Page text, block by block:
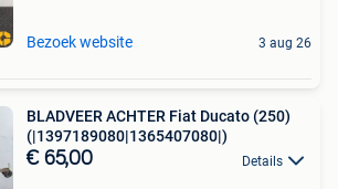
Bezoek website 3 aug 26
BLADVEER ACHTER Fiat Ducato (250)
(|1397189080|1365407080|)
€ 65,00 Details